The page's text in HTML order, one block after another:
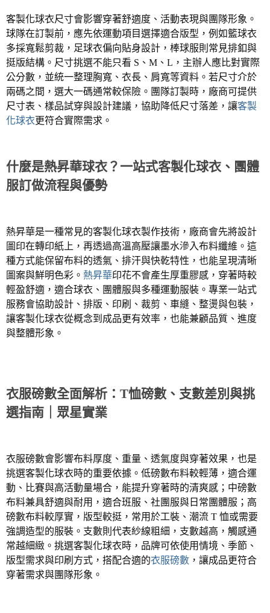
客製化球衣尺寸會影響穿著舒適度、活動表現與團隊形象。
球隊在訂製前，應先依運動項目選擇適合版型，例如籃球衣
多採寬鬆剪裁，足球衣偏向貼身設計，棒球服則常見排釦與
挺版結構。尺寸挑選不能只看 S 、 M 、 L ，主辦人應比對實際
公分數，並統一整理胸寬、衣長、肩寬等資料。若尺寸介於
兩碼之間，選大一碼通常較保險。團隊訂製時，廠商可提供
尺寸表、樣品試穿與設計建議，協助降低尺寸落差，讓客製
化球衣更符合實際需求。
什麼是熱昇華球衣？一站式客製化球衣、團體
服訂做流程與優勢
熱昇華是一種常見的客製化球衣製作技術，廠商會先將設計
圖印在轉印紙上，再透過高溫高壓讓墨水滲入布料纖維。這
種方式能保留布料的透氣、排汗與快乾特性，也能呈現清晰
圖案與鮮明色彩。 熱昇華印花不會產生厚重膠感，穿著時較
輕盈舒適，適合球衣、團體服與多種運動服裝。專業一站式
服務會協助設計、排版、印刷、裁剪、車縫、整燙與包裝，
讓客製化球衣從概念到成品更有效率，也能兼顧品質、進度
與整體形象。
衣服磅數全面解析： T恤磅數、支數差別與挑
選指南｜眾星實業
衣服磅數會影響布料厚度、重量、透氣度與穿著效果，也是
挑選客製化球衣時的重要依據。低磅數布料較輕薄，適合運
動、比賽與高活動量場合，能提升穿著時的清爽感；中磅數
布料兼具舒適與耐用，適合班服、社團服與日常團體服；高
磅數布料較厚實，版型較挺，常用於工裝、潮流 T 恤或需要
強調造型的服裝。支數則代表紗線粗細，支數越高，觸感通
常越細緻。挑選客製化球衣時，品牌可依使用情境、季節、
版型需求與印刷方式，搭配合適的衣服磅數 ，讓成品更符合
穿著需求與團隊形象。